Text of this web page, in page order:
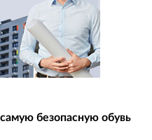
безопасную обувь